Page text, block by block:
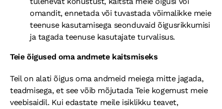
omandit, ennetada või tuvastada võimalikke meie
teenuse kasutamisega seonduvaid õigusrikkumisi
ja tagada teenuse kasutajate turvalisus.
Teie õigused oma andmete kaitsmiseks
Teil on alati õigus oma andmeid meiega mitte jagada,
teadmisega, et see võib mõjutada Teie kogemust meie
veebisaidil. Kui edastate meile isiklikku teavet,